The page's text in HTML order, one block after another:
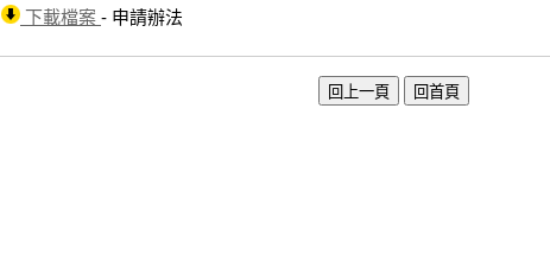
下載檔案 - 申請辦法